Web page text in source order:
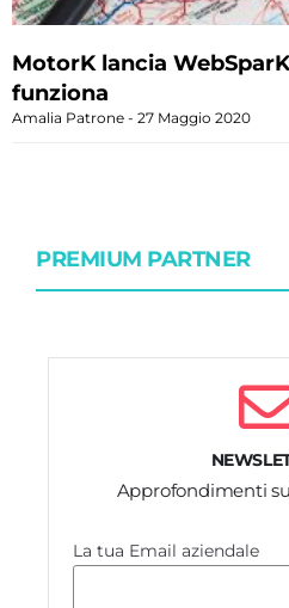
MotorK lancia
funziona
Amalia Patrone 27 Maggio 2020
PREMIUM PARTNER
Approfondimenti
La tua Email aziendale